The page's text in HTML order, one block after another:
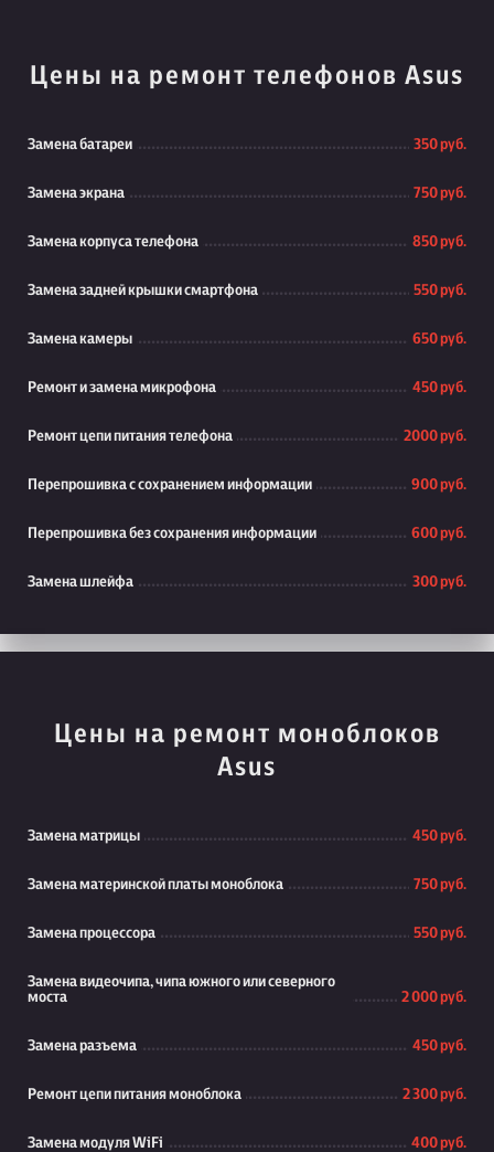
Цены на ремонт телефонов Asus
Замена батареи 350 руб.
Замена экрана 750 руб.
Замена корпуса телефона 850 руб.
Замена задней крышки смартфона 550 руб.
Замена камеры 650 руб.
Ремонт и замена микрофона 450 руб.
Ремонт цепи питания телефона 2000 руб.
Перепрошивка с сохранением информации 900 руб.
Перепрошивка без сохранения информации 600 руб.
Замена шлейфа 300 руб.
Цены на ремонт моноблоков
Asus
Замена матрицы 450 руб.
Замена материнской платы моноблока 750 руб.
Замена процессора 550 руб.
Замена видеочипа, чипа южного или северного
моста
2 000 руб.
Замена разъема 450 руб.
Ремонт цепи питания моноблока 2 300 руб.
Замена модуля WiFi 400 руб.